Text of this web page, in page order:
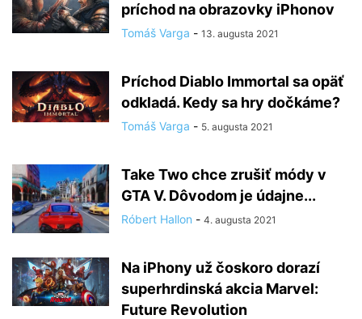
príchod na obrazovky iPhonov
Tomáš Varga - 13. augusta 2021
Príchod Diablo Immortal sa opäť
odkladá. Kedy sa hry dočkáme?
Tomáš Varga - 5. augusta 2021
Take Two chce zrušiť módy v
GTA V. Dôvodom je údajne...
Róbert Hallon - 4. augusta 2021
Na iPhony už čoskoro dorazí
superhrdinská akcia Marvel:
Future Revolution